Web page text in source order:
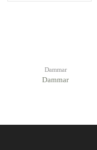
Dammar
Dammar